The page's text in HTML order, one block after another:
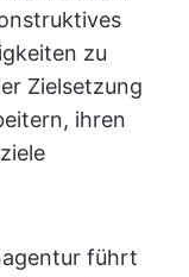
zu
Zielsetzung
ihren
führt